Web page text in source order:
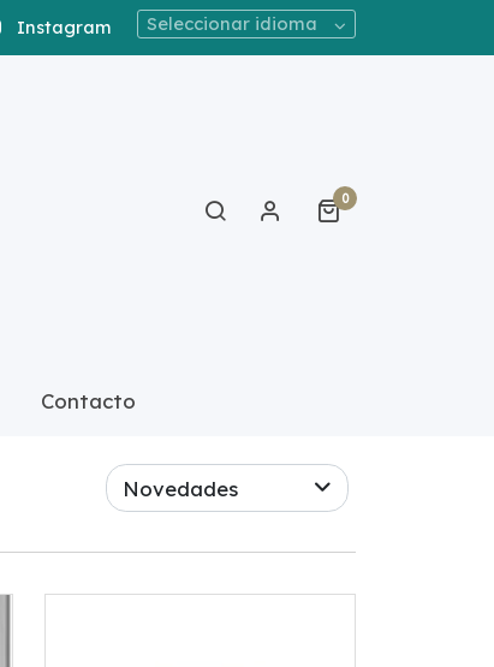
Instagram Seleccionar idioma
0
Contacto
Novedades